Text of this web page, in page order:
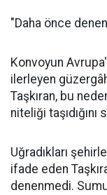
"Daha önce
Konvoyun
ilerleyen
Taşkıran, bu
niteliği taşıdığını
Uğradıkları
ifade eden
denenmedi.